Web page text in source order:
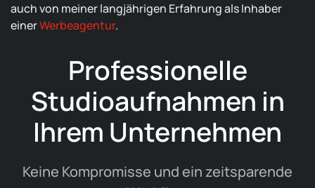
auch von meiner langjährigen Erfahrung als Inhaber
einerWerbeagentur.
Professionelle
Studioaufnahmen in
Ihrem Unternehmen
Keine Kompromisse und ein zeitsparende